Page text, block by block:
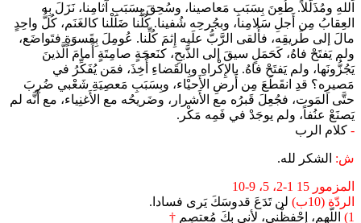
اللهِ ومُذَلَّلاً. طُعِنَ بِسَبَبِ مَعاصينا، وسُحِقَ بِسَبَبِ آثامِنا، نَزَلَ بِه
العِقابُ مِن أَجلِ سَلامِنا، وبجُرحِه شُفينا. كُلُّنا ضَلَلْنا كالغَنَم، كُلُّ واحِدٍ
مالَ إلى طَريقِه، فأَلقى الرَّبُّ علَيه إِثمَ كُلِّنا. عُومِلَ بِقَسوَةٍ فتَواضَع،
ولم يَفتَحْ فاهُ، كَحَمَلٍ سيقَ إلى الذَّبحِ، كنَعجَةٍ صامِتَةٍ أَمامَ الَّذينَ
يَجُزُّونَها، ولم يَفتَحْ فاهُ. بالإِكْراهِ وبِالقَضاءِ أُخِذَ، فمَن يُفَكِّرُ في
مَصيرِه؟ قدِ انقَطَعَ مِن أَرضِ الأَحيْاء، وبِسَبَبِ مَعصِيَةِ شَعْبي ضُرِبَ
حتَّى المَوت، فجُعِلَ قَبرُه مع الأَشرار، وضَريحُه مع الأَغنِياء، مع أَنَّه لم
يَصنَعْ عنُفاً، ولم يوجَدْ في فَمِه مَكْر.
- كلام الرب
ش: الشكر لله.
المزمور 15 1-2، 5، 9-10
الردّة (10ب)
لن تَدَعَ قدوسَكَ يَرى فسادا.
1)
اللّهم، إحْفظْني، لأني بكَ مُعتصِم †